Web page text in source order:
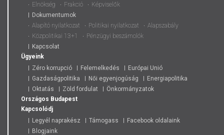
Elnökség
Frakció
Képviselők
Dokumentumok
Alapító nyilatkozat
Politikai nyilatkozat
Alapszabály
Közpolitikai 13+1
Pénzügyi beszámolók
Kapcsolat
Ügyeink
Zéro korrupció
Felemelkedés
Európai Unió
Gazdaságpolitika
Női egyenjogúság
Energiapolitika
Oktatás
Zöld fordulat
Önkormányzatok
Országos Budapest
Kapcsolódj
Legyél naprakész
Támogass
Facebook oldalaink
Blogjaink